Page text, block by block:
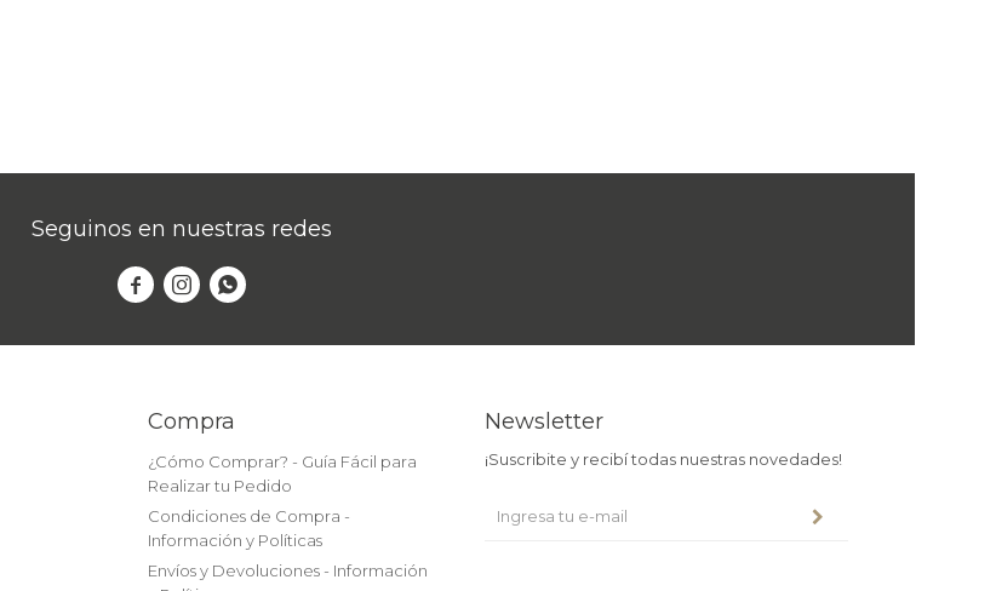
Seguinos en nuestras redes
  
Compra
¿Cómo Comprar? - Guía Fácil para
Realizar tu Pedido
Condiciones de Compra -
Información y Políticas
Envíos y Devoluciones - Información
Newsletter
¡Suscribite y recibí todas nuestras novedades!